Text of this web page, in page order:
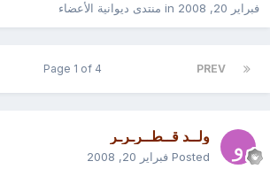
فبراير 20, 2008
in منتدى ديوانية الأعضاء
PREV
Page 1 of 4
ولــد قــطــرـرـر
Posted فبراير 20, 2008